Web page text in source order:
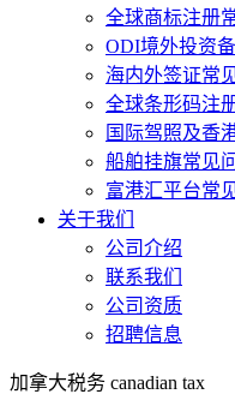
全球商标注册
ODI境外投资
海内外签证常
全球条形码注
国际驾照及香
船舶挂旗常见
富港汇平台常
关于我们
公司介绍
联系我们
公司资质
招聘信息
加拿大税务 canadian tax